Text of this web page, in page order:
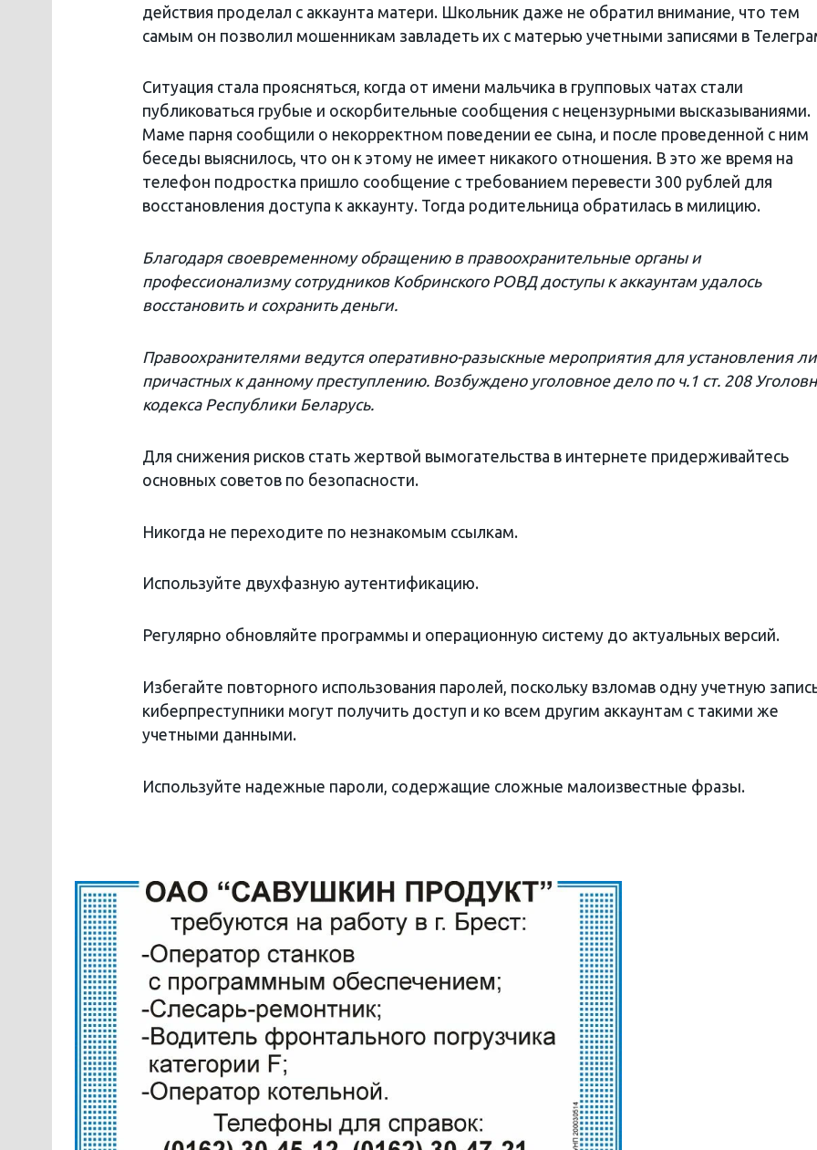
действия проделал с аккаунта матери. Школьник даже не обратил внимание, что тем
самым он позволил мошенникам завладеть их с матерью учетными записями в
Ситуация стала проясняться, когда от имени мальчика в групповых чатах стали
публиковаться грубые и оскорбительные сообщения с нецензурными высказываниями.
Маме парня сообщили о некорректном поведении ее сына, и после проведенной с ним
беседы выяснилось, что он к этому не имеет никакого отношения. В это же время на
телефон подростка пришло сообщение с требованием перевести 300 рублей для
восстановления доступа к аккаунту. Тогда родительница обратилась в милицию.
Благодаря своевременному обращению в правоохранительные органы и
профессионализму сотрудников Кобринского РОВД доступы к аккаунтам удалось
восстановить и сохранить деньги.
Правоохранителями ведутся оперативно-разыскные мероприятия для установления
причастных к данному преступлению. Возбуждено уголовное дело по ч.1 ст. 208
кодекса Республики Беларусь.
Для снижения рисков стать жертвой вымогательства в интернете придерживайтесь
основных советов по безопасности.
Никогда не переходите по незнакомым ссылкам.
Используйте двухфазную аутентификацию.
Регулярно обновляйте программы и операционную систему до актуальных версий.
Избегайте повторного использования паролей, поскольку взломав одну учетную
киберпреступники могут получить доступ и ко всем другим аккаунтам с такими же
учетными данными.
Используйте надежные пароли, содержащие сложные малоизвестные фразы.